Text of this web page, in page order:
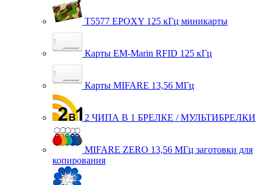
T5577 EPOXY 125 кГц миникарты
Карты EM-Marin RFID 125 кГц
Карты MIFARE 13,56 МГц
2 ЧИПА В 1 БРЕЛКЕ / МУЛЬТИБРЕЛКИ
MIFARE ZERO 13,56 МГц заготовки для
копирования